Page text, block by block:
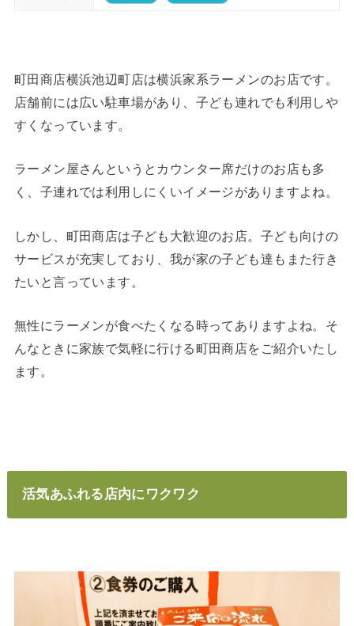
町田商店横浜池辺町店は横浜家系ラーメンのお店です。
店舗前には広い駐車場があり、子ども連れでも利用しや
すくなっています。
ラーメン屋さんというとカウンター席だけのお店も多
く、子連れでは利用しにくいイメージがありますよね。
しかし、町田商店は子ども大歓迎のお店。子ども向けの
サービスが充実しており、我が家の子ども達もまた行き
たいと言っています。
無性にラーメンが食べたくなる時ってありますよね。そ
んなときに家族で気軽に行ける町田商店をご紹介いたし
ます。
活気あふれる店内にワクワク